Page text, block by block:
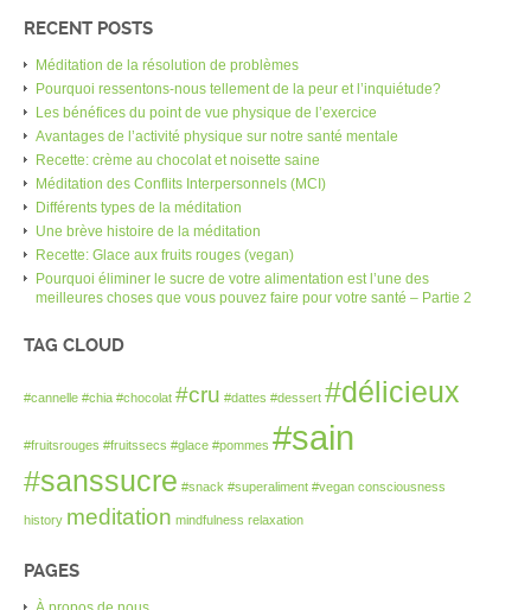
RECENT POSTS
Méditation de la résolution de problèmes
Pourquoi ressentons-nous tellement de la peur et l’inquiétude?
Les bénéfices du point de vue physique de l’exercice
Avantages de l’activité physique sur notre santé mentale
Recette: crème au chocolat et noisette saine
Méditation des Conflits Interpersonnels (MCI)
Différents types de la méditation
Une brève histoire de la méditation
Recette: Glace aux fruits rouges (vegan)
Pourquoi éliminer le sucre de votre alimentation est l’une des
meilleures choses que vous pouvez faire pour votre santé – Partie 2
TAG CLOUD
#cannelle #chia #chocolat #cru #dattes #dessert #délicieux
#fruitsrouges #fruitssecs #glace #pommes #sain
#sanssucre #snack #superaliment #vegan consciousness
history meditation mindfulness relaxation
PAGES